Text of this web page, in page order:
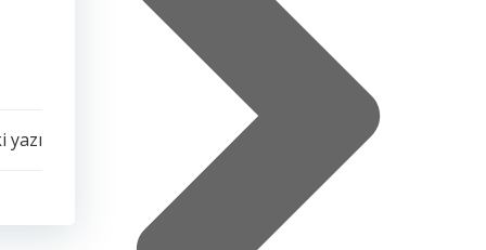
yazı